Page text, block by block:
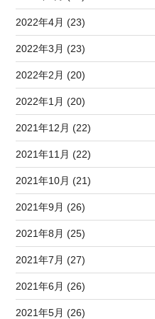
2022年4月 (23)
2022年3月 (23)
2022年2月 (20)
2022年1月 (20)
2021年12月 (22)
2021年11月 (22)
2021年10月 (21)
2021年9月 (26)
2021年8月 (25)
2021年7月 (27)
2021年6月 (26)
2021年5月 (26)